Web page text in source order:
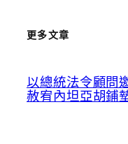
更多文章
以總統法令顧問
赦宥內坦亞胡鋪